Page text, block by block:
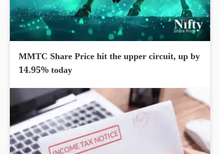
MMTC Share Price hit the upper circuit, up by
14.95% today